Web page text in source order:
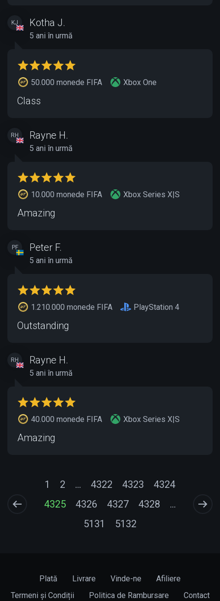
KJ Kotha J.
5 ani în urmă
50.000 monede FIFA Xbox One
Class
RH Rayne H.
5 ani în urmă
10.000 monede FIFA Xbox Series X|S
Amazing
PF Peter F.
5 ani în urmă
1.210.000 monede FIFA PlayStation 4
Outstanding
RH Rayne H.
5 ani în urmă
40.000 monede FIFA Xbox Series X|S
Amazing
1 2 ... 4322 4323
4324
4325
4326 4327 4328
...
5131
5132
Plată Livrare Vinde-ne
Afiliere
Termeni și Condiții
Politica de Rambursare Contact